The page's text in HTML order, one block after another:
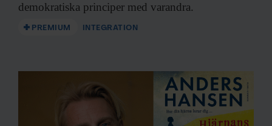
demokratiska principer med varandra.
PREMIUM INTEGRATION